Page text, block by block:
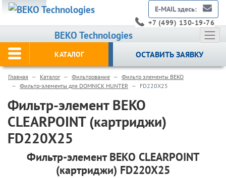
BEKO Technologies
E-MAIL здесь:
+7 (499) 130-19-76
КАТАЛОГ ОСТАВИТЬ ЗАЯВКУ
Главная Каталог Фильтрование
Фильтр элементы BEKO
Фильтр-элементы для DOMNICK HUNTER
FD220X25
Фильтр-элемент BEKO
CLEARPOINT (картриджи)
FD220X25
Фильтр-элемент BEKO CLEARPOINT
(картриджи) FD220X25